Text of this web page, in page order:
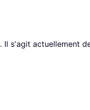
. Il s'agit actuellement